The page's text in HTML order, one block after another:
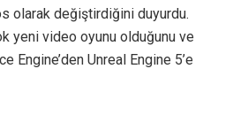
olarak değiştirdiğini duyurdu.
yeni video oyunu olduğunu ve
Engine’den Unreal Engine 5’e